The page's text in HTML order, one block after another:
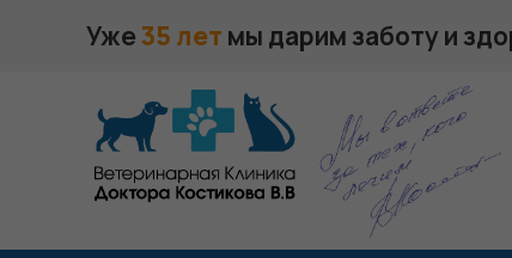
Уже35 лет мы дарим заботу и